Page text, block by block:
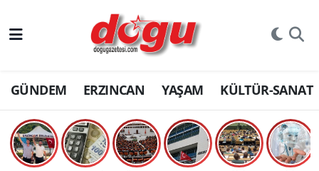
GÜNDEM ERZINCAN YAŞAM KÜLTÜR-SANAT
ERZINCAN
GÜNDEM
ERZİNCAN FOTOĞRAFLARI
SAĞLIK